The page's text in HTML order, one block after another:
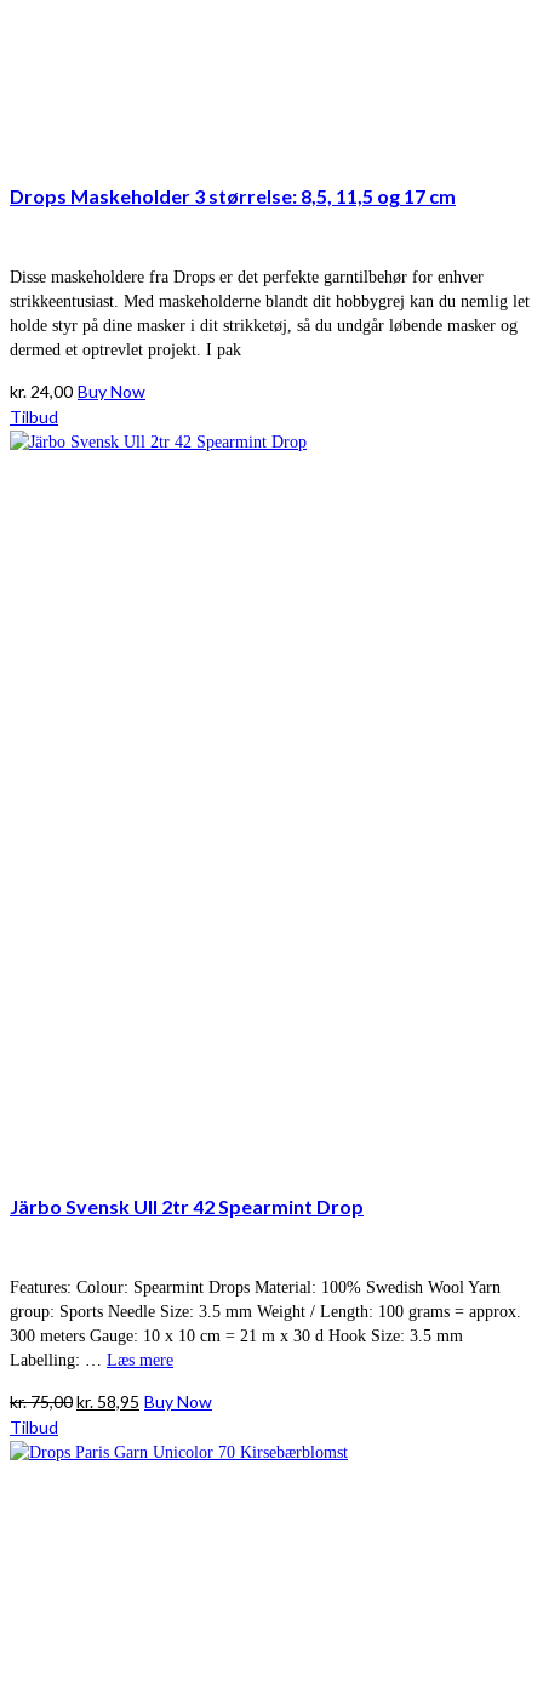
Drops Maskeholder 3 størrelse: 8,5, 11,5 og 17 cm
Disse maskeholdere fra Drops er det perfekte garntilbehør for enhver
strikkeentusiast. Med maskeholderne blandt dit hobbygrej kan du nemlig let
holde styr på dine masker i dit strikketøj, så du undgår løbende masker og
dermed et optrevlet projekt. I pak
kr. 24,00 Buy Now
Tilbud
Järbo Svensk Ull 2tr 42 Spearmint Drop
Features: Colour: Spearmint Drops Material: 100% Swedish Wool Yarn
group: Sports Needle Size: 3.5 mm Weight / Length: 100 grams = approx.
300 meters Gauge: 10 x 10 cm = 21 m x 30 d Hook Size: 3.5 mm
Labelling: … Læs mere
kr.75,00Den
pris
kr. 58,95 Den
pris
Buy Now
Tilbud